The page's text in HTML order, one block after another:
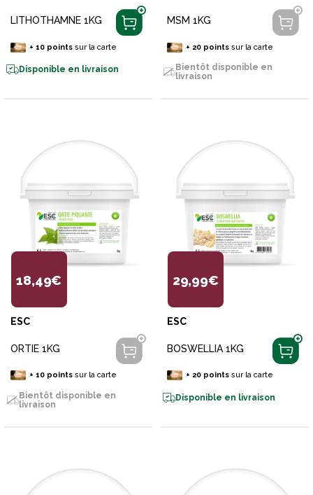
LITHOTHAMNE 1KG
+ 10pointssur la carte
Disponible en livraison
MSM 1KG
+ 20pointssur la carte
Bientôt disponible en
livraison
18,49€
ESC
ORTIE 1KG
+ 10pointssur la carte
Bientôt disponible en
livraison
29,99€
ESC
BOSWELLIA 1KG
+ 20pointssur la carte
Disponible en livraison